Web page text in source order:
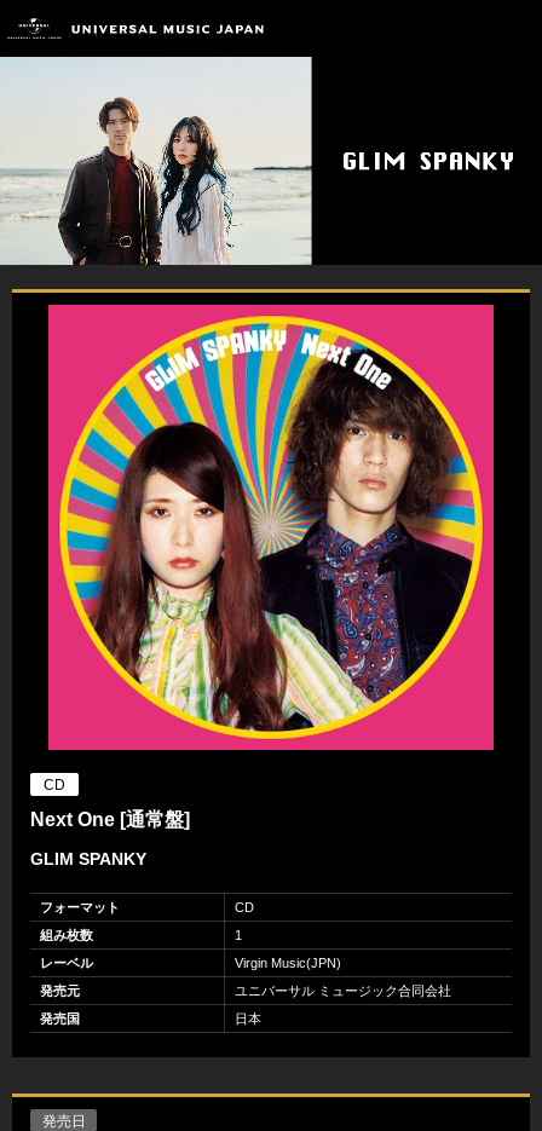
CD
Next One [通常盤]
GLIM SPANKY
フォーマット
CD
組み枚数
1
レーベル
Virgin Music(JPN)
発売元
ユニバーサル ミュージック合同会社
発売国
日本
発売日